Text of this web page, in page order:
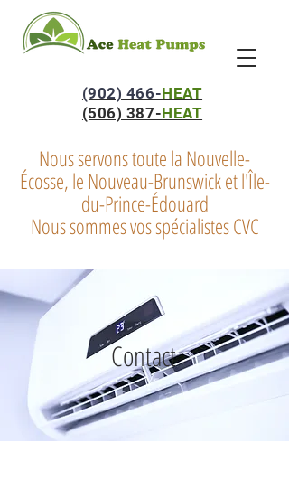
(902) 466-HEAT
(506) 387-HEAT
Nous servons toute la Nouvelle-
Écosse, le Nouveau-Brunswick et l'Île-
du-Prince-Édouard
Nous sommes vos spécialistes CVC
Contact